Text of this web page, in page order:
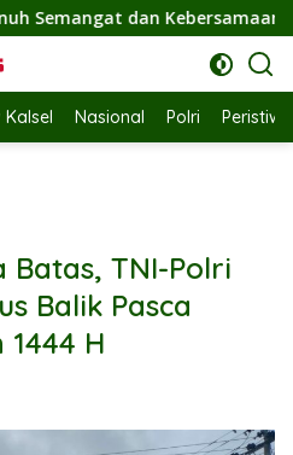
Ketua TP PKK Hj. Fathul
Nasional Polri
Batas, TNI-Polri
Balik Pasca
H